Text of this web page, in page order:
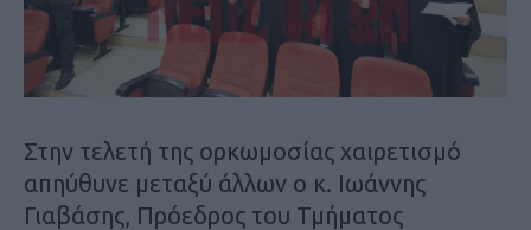
Στην τελετή της ορκωμοσίας χαιρετισμό
απηύθυνε μεταξύ άλλων ο κ. Ιωάννης
Γιαβάσης, Πρόεδρος του Τμήματος